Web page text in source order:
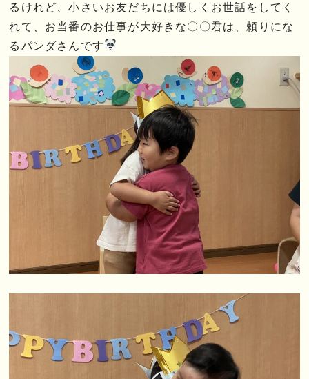
るけれど、小さいお友だちには優しくお世話をしてく
れて、お当番のお仕事が大好きな〇〇君は、頼りにな
るパンダさんです